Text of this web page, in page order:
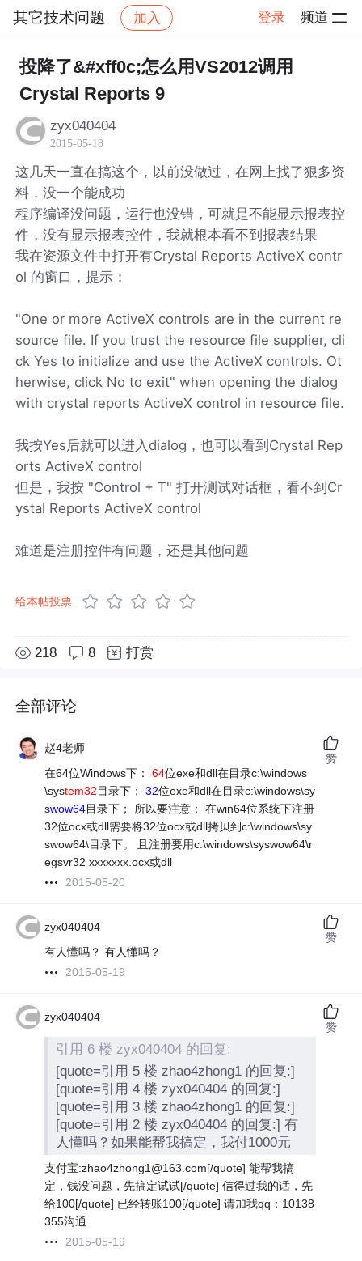
其它技术问题 加入 登录 频道
社区 其它技术问题 帖子详情
投降了&#xff0c;怎么用VS2012调用
Crystal Reports 9
zyx040404
2015-05-18
这几天一直在搞这个，以前没做过，在网上找了狠多资
料，没一个能成功
程序编译没问题，运行也没错，可就是不能显示报表控
件，没有显示报表控件，我就根本看不到报表结果
我在资源文件中打开有Crystal Reports ActiveX contr
ol 的窗口，提示：
"One or more ActiveX controls are in the current re
source file. If you trust the resource file supplier, cli
ck Yes to initialize and use the ActiveX controls. Ot
herwise, click No to exit" when opening the dialog
with crystal reports ActiveX control in resource file.
我按Yes后就可以进入dialog，也可以看到Crystal Rep
orts ActiveX control
但是，我按 "Control + T" 打开测试对话框，看不到Cr
ystal Reports ActiveX control
难道是注册控件有问题，还是其他问题
给本帖投票
218 8 打赏
全部评论
赵4老师
在64位Windows下：64位exe和dll在目录c:\windows
\system32目录下；32位exe和dll在目录c:\windows\sy
swow64目录下； 所以要注意： 在win64位系统下注册
32位ocx或dll需要将32位ocx或dll拷贝到c:\windows\sy
swow64\目录下。 且注册要用c:\windows\syswow64\r
egsvr32 xxxxxxx.ocx或dll
2015-05-20
赞
zyx040404
有人懂吗？ 有人懂吗？
2015-05-19
赞
zyx040404
引用 6 楼 zyx040404 的回复:
[quote=引用 5 楼 zhao4zhong1 的回复:]
[quote=引用 4 楼 zyx040404 的回复:]
[quote=引用 3 楼 zhao4zhong1 的回复:]
[quote=引用 2 楼 zyx040404 的回复:] 有
人懂吗？如果能帮我搞定，我付1000元
支付宝:zhao4zhong1@163.com[/quote] 能帮我搞
定，钱没问题，先搞定试试[/quote] 信得过我的话，先
给100[/quote] 已经转账100[/quote] 请加我qq：10138
355沟通
2015-05-19
赞